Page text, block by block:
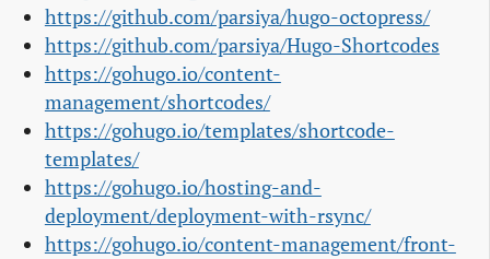
https://github.com/parsiya/hugo-octopress/
https://github.com/parsiya/Hugo-Shortcodes
https://gohugo.io/content-
management/shortcodes/
https://gohugo.io/templates/shortcode-
templates/
https://gohugo.io/hosting-and-
deployment/deployment-with-rsync/
https://gohugo.io/content-management/front-